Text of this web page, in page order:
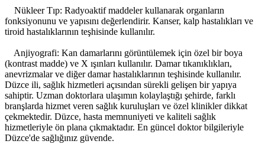
Nükleer Tıp: Radyoaktif maddeler kullanarak organların
fonksiyonunu ve yapısını değerlendirir. Kanser, kalp hastalıkları ve
tiroid hastalıklarının teşhisinde kullanılır.
Anjiyografi: Kan damarlarını görüntülemek için özel bir boya
(kontrast madde) ve X ışınları kullanılır. Damar tıkanıklıkları,
anevrizmalar ve diğer damar hastalıklarının teşhisinde kullanılır.
Düzce ili, sağlık hizmetleri açısından sürekli gelişen bir yapıya
sahiptir. Uzman doktorlara ulaşımın kolaylaştığı şehirde, farklı
branşlarda hizmet veren sağlık kuruluşları ve özel klinikler dikkat
çekmektedir. Düzce, hasta memnuniyeti ve kaliteli sağlık
hizmetleriyle ön plana çıkmaktadır. En güncel doktor bilgileriyle
Düzce'de sağlığınız güvende.